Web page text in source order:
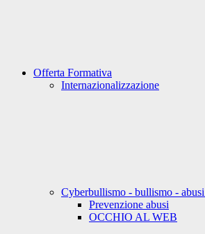
Offerta Formativa
Internazionalizzazione
Cyberbullismo - bullismo - abusi
Prevenzione abusi
OCCHIO AL WEB